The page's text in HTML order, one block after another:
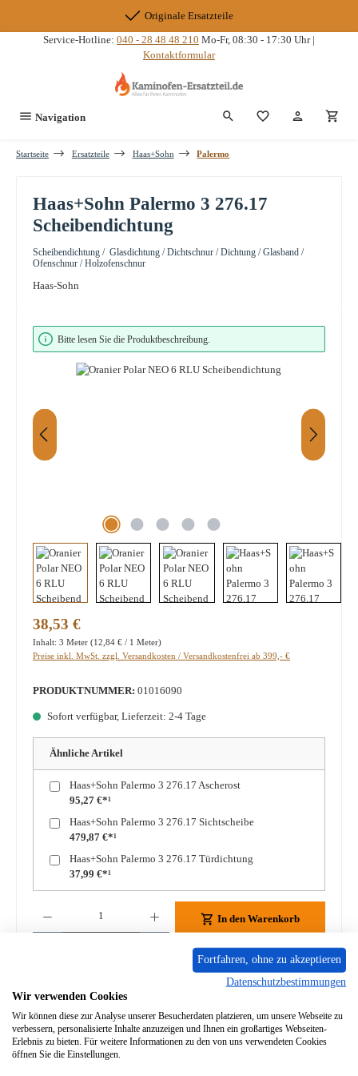
Originale Ersatzteile
Service-Hotline: 040 - 28 48 48 210 Mo-Fr, 08:30 - 17:30 Uhr |
Kontaktformular
Navigation Du hast 0
Startseite Ersatzteile Haas+Sohn Palermo
Haas+Sohn Palermo 3 276.17
Scheibendichtung
Scheibendichtung / Glasdichtung / Dichtschnur / Dichtung / Glasband /
Ofenschnur / Holzofenschnur
Haas-Sohn
Bildergalerie überspringen
Bitte lesen Sie die Produktbeschreibung.
Regulärer Preis:
38,53 €
Inhalt: 3 Meter (12,84 € / 1 Meter)
Preise inkl. MwSt. zzgl. Versandkosten / Versandkostenfrei ab 399,- €
PRODUKTNUMMER: 01016090
Sofort verfügbar, Lieferzeit: 2-4 Tage
Ähnliche Artikel
Haas+Sohn Palermo 3 276.17 Ascherost
95,27 €*¹
Haas+Sohn Palermo 3 276.17 Sichtscheibe
479,87 €*¹
Haas+Sohn Palermo 3 276.17 Türdichtung
37,99 €*¹
In den Warenkorb
Fortfahren, ohne zu akzeptieren
Datenschutzbestimmungen
Wir verwenden Cookies
Wir können diese zur Analyse unserer Besucherdaten platzieren, um unsere Webseite zu
verbessern, personalisierte Inhalte anzuzeigen und Ihnen ein großartiges Webseiten-
Erlebnis zu bieten. Für weitere Informationen zu den von uns verwendeten Cookies
öffnen Sie die Einstellungen.